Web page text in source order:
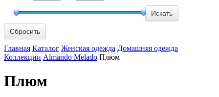
Сбросить
Главная Каталог Женская одежда Домашняя одежда
Коллекции Almando Melado Плюм
Плюм